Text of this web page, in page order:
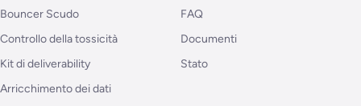
Bouncer Scudo
Controllo della tossicità
Kit di deliverability
Arricchimento dei dati
FAQ
Documenti
Stato